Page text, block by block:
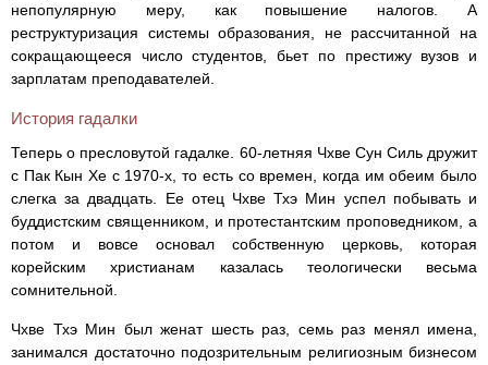
непопулярную меру, как повышение налогов. А
реструктуризация системы образования, не рассчитанной на
сокращающееся число студентов, бьет по престижу вузов и
зарплатам преподавателей.
История гадалки
Теперь о пресловутой гадалке. 60-летняя Чхве Сун Силь дружит
с Пак Кын Хе с 1970-х, то есть со времен, когда им обеим было
слегка за двадцать. Ее отец Чхве Тхэ Мин успел побывать и
буддистским священником, и протестантским проповедником, а
потом и вовсе основал собственную церковь, которая
корейским христианам казалась теологически весьма
сомнительной.
Чхве Тхэ Мин был женат шесть раз, семь раз менял имена,
занимался достаточно подозрительным религиозным бизнесом